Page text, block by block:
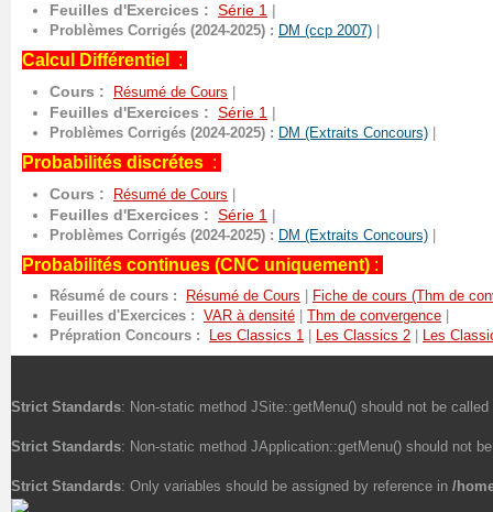
Feuilles d'Exercices : Série 1 |
Problèmes Corrigés (2024-2025) : DM (ccp 2007)
Calcul Différentiel :
Cours : Résumé de Cours
Feuilles d'Exercices : Série 1 |
Problèmes Corrigés (2024-2025) : DM (Extraits Concours)
Probabilités discrétes :
Cours : Résumé de Cours
Feuilles d'Exercices : Série 1 |
Problèmes Corrigés (2024-2025) : DM (Extraits Concours)
Probabilités continues (CNC uniquement) :
Résumé de cours : Résumé de Cours
Fiche de cours (Thm de
Feuilles d'Exercices : VAR à densité Thm de convergence
Prépration Concours :
Les Classics 1 Les Classics 2 Les
Strict Standards: Non-static method JSite::getMenu() should not be
Strict Standards: Non-static method JApplication::getMenu() should not
Strict Standards: Only variables should be assigned by reference in /